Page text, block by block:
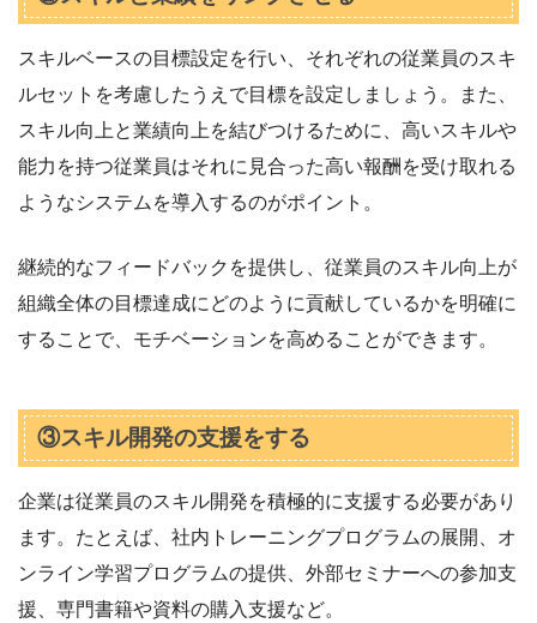
スキルベースの目標設定を行い、それぞれの従業員のスキ
ルセットを考慮したうえで目標を設定しましょう。また、
スキル向上と業績向上を結びつけるために、高いスキルや
能力を持つ従業員はそれに見合った高い報酬を受け取れる
ようなシステムを導入するのがポイント。
継続的なフィードバックを提供し、従業員のスキル向上が
組織全体の目標達成にどのように貢献しているかを明確に
することで、モチベーションを高めることができます。
③スキル開発の支援をする
企業は従業員のスキル開発を積極的に支援する必要があり
ます。たとえば、社内トレーニングプログラムの展開、オ
ンライン学習プログラムの提供、外部セミナーへの参加支
援、専門書籍や資料の購入支援など。